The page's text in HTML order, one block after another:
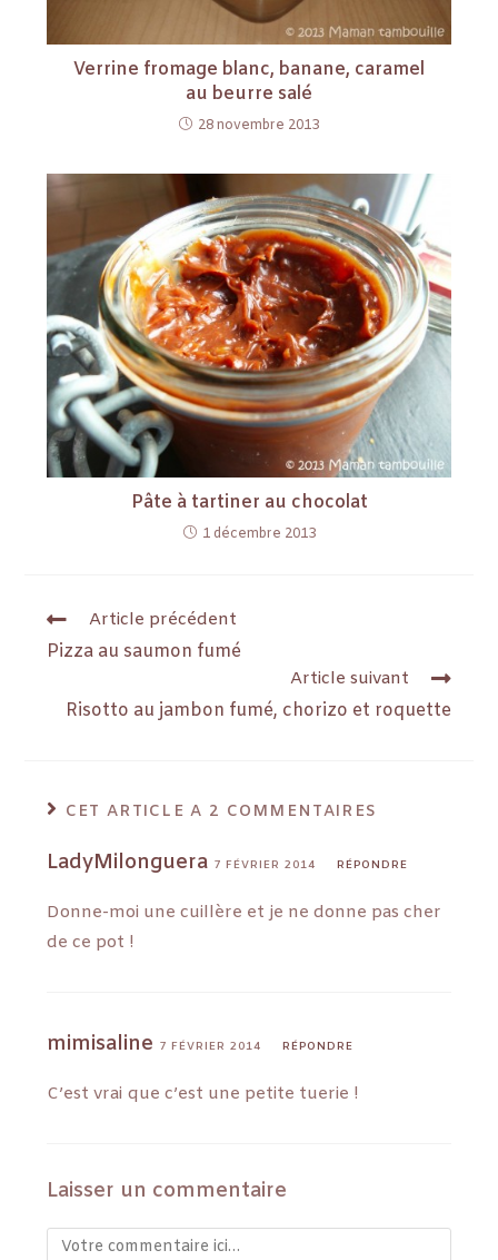
Verrine fromage blanc, banane, caramel
au beurre salé
28 novembre 2013
Pâte à tartiner au chocolat
1 décembre 2013
Article précédent
Pizza au saumon fumé
Article suivant
Risotto au jambon fumé, chorizo et roquette
CET ARTICLE A 2 COMMENTAIRES
LadyMilonguera 7 FÉVRIER 2014 RÉPONDRE
Donne-moi une cuillère et je ne donne pas cher
de ce pot !
mimisaline 7 FÉVRIER 2014 RÉPONDRE
C’est vrai que c’est une petite tuerie !
Laisser un commentaire